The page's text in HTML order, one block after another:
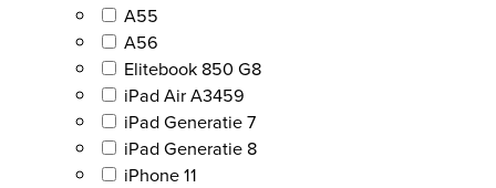
A55
A56
Elitebook 850 G8
iPad Air A3459
iPad Generatie 7
iPad Generatie 8
iPhone 11